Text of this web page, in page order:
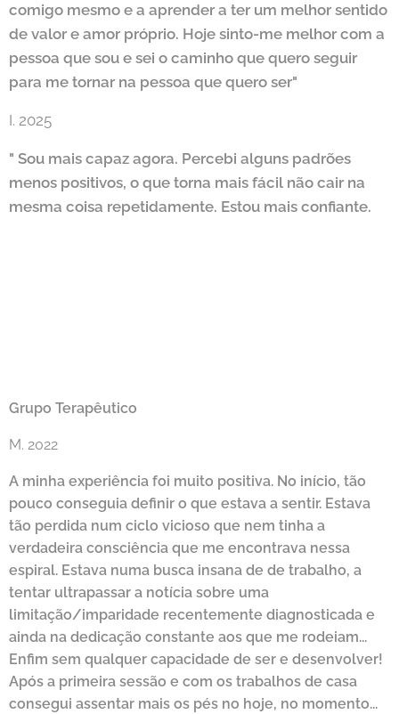
comigo mesmo e a aprender a ter um melhor sentido
de valor e amor próprio. Hoje sinto-me melhor com a
pessoa que sou e sei o caminho que quero seguir
para me tornar na pessoa que quero ser"
I. 2025
" Sou mais capaz agora. Percebi alguns padrões
menos positivos, o que torna mais fácil não cair na
mesma coisa repetidamente. Estou mais confiante.
Grupo Terapêutico
M. 2022
A minha experiência foi muito positiva. No início, tão
pouco conseguia definir o que estava a sentir. Estava
tão perdida num ciclo vicioso que nem tinha a
verdadeira consciência que me encontrava nessa
espiral. Estava numa busca insana de de trabalho, a
tentar ultrapassar a notícia sobre uma
limitação/imparidade recentemente diagnosticada e
ainda na dedicação constante aos que me rodeiam...
Enfim sem qualquer capacidade de ser e desenvolver!
Após a primeira sessão e com os trabalhos de casa
consegui assentar mais os pés no hoje, no momento...